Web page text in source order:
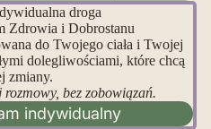
droga
Zdrowia i Dobrostanu
do Twojego ciała i Twojej
dolegliwościami, które chcą
zmiany.
rozmowy, bez zobowiązań.
indywidualny